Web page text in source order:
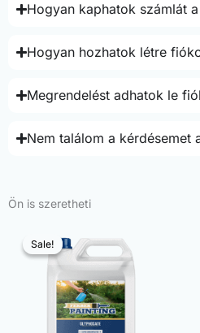
Hogyan kaphatok számlát
Hogyan hozhatok létre
Megrendelést adhatok le
Nem találom a kérdésemet
Ön is szeretheti
Sale!
Sale!